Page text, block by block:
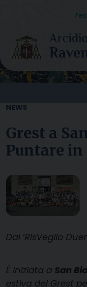
content
NEWS
Grest a
Puntare in
Dal ‘RisVeglio
È iniziata a San
estiva del Grest